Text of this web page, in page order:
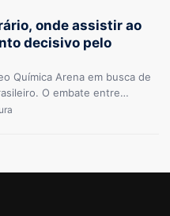
onde assistir ao
decisivo pelo
Química Arena em busca de
O embate entre…